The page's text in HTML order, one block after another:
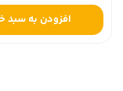
افزودن به سبد